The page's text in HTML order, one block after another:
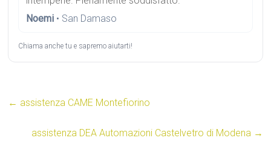
Noemi • San Damaso
Chiama anche tu e sapremo aiutarti!
← assistenza CAME Montefiorino
assistenza DEA Automazioni Castelvetro di Modena →